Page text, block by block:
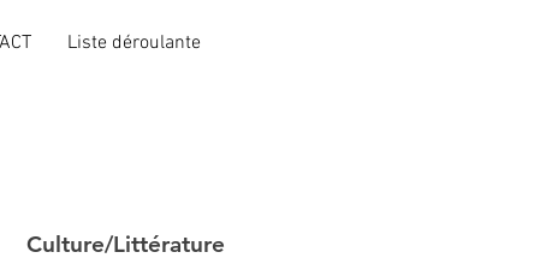
Liste déroulante
Culture/Littérature